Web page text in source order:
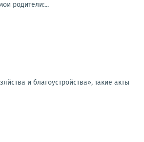
родители:...
и благоустройства», такие акты